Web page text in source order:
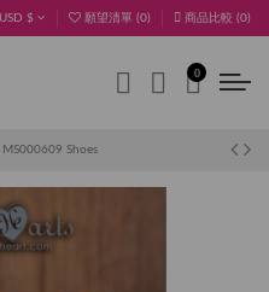
USD $ 願望清單 (0) 商品比較 (0)
0
MS000609 Shoes